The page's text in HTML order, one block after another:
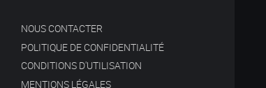
NOUS CONTACTER
POLITIQUE DE CONFIDENTIALITÉ
CONDITIONS D'UTILISATION
MENTIONS LÉGALES